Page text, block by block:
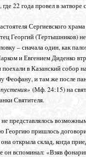
22 года провел в затворе
Сергиевского
Георгий (Тертышников)
– сначала один, как
и Евгением Диденко
поехали в Казанский собор
Феофану, и там же после
(Мф. 24:15) на
Святителя.
представлялось
Георгию пришлось
открыла склад, когда
он вспоминал: «Взяв